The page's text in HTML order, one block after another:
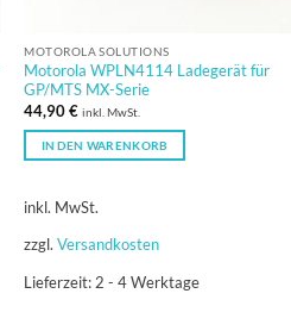
MOTOROLA SOLUTIONS
Motorola WPLN4114 Ladegerät für
GP/MTS MX-Serie
44,90€ inkl. MwSt.
IN DEN WARENKORB
inkl. MwSt.
zzgl.Versandkosten
Lieferzeit: 2 - 4 Werktage